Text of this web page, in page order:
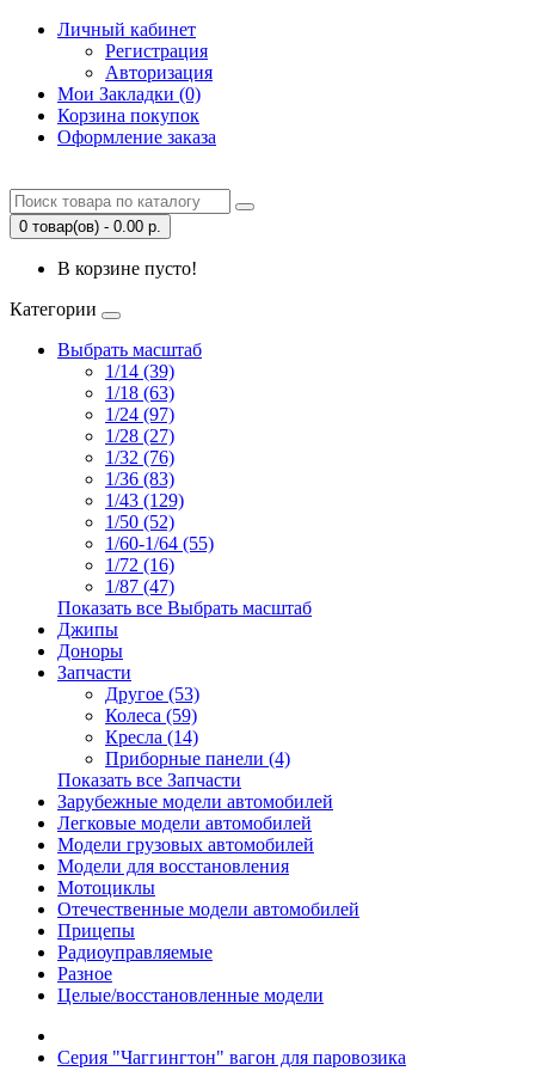
Личный кабинет
Регистрация
Авторизация
Мои Закладки (0)
Корзина покупок
Оформление заказа
0 товар(ов) - 0.00 р.
В корзине пусто!
Категории
Выбрать масштаб
1/14 (39)
1/18 (63)
1/24 (97)
1/28 (27)
1/32 (76)
1/36 (83)
1/43 (129)
1/50 (52)
1/60-1/64 (55)
1/72 (16)
1/87 (47)
Показать все Выбрать масштаб
Джипы
Доноры
Запчасти
Другое (53)
Колеса (59)
Кресла (14)
Приборные панели (4)
Показать все Запчасти
Зарубежные модели автомобилей
Легковые модели автомобилей
Модели грузовых автомобилей
Модели для восстановления
Мотоциклы
Отечественные модели автомобилей
Прицепы
Радиоуправляемые
Разное
Целые/восстановленные модели
Серия "Чаггингтон" вагон для паровозика